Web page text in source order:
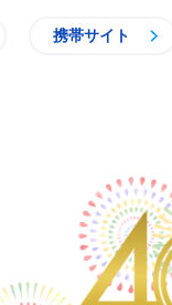
携帯サイト